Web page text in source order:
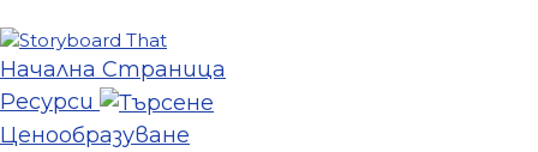
Начална Страница
Ресурси
Ценообразуване